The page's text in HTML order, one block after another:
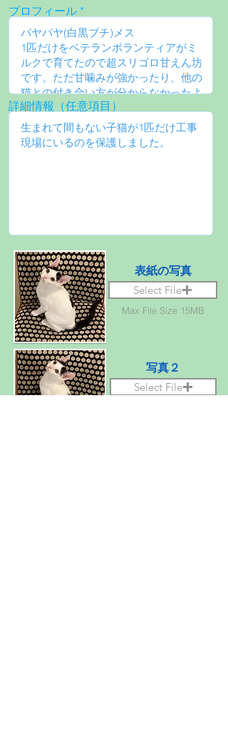
プロフィール
詳細情報（任意項目）
表紙の写真
Select File
Max File Size 15MB
写真２
Select File